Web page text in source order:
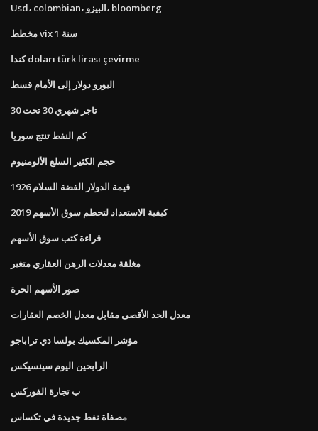
Usd، colombian، البيزو، bloomberg
مخطط vix 1 سنة
كندا doları türk lirası çevirme
اليورو دولار إلى الأمام قسط
تاجر شهري 30 تحت 30
كم النفط تنتج سوريا
حجم الكثير السلع الألومنيوم
1926 قيمة الدولار الفضة السلام
كيفية الاستعداد لتحطم سوق الأسهم 2019
قراءة كتب سوق الأسهم
مغلقة معدلات الرهن العقاري متغير
صور الأسهم الحرة
معدل الحد الأقصى مقابل معدل الخصم العقارات
مؤشر المكسيك بولسا دي تراباجو
الرابحين اليوم سينسيكس
ب تجارة الفوركس
مصفاة نفط جديدة في تكساس